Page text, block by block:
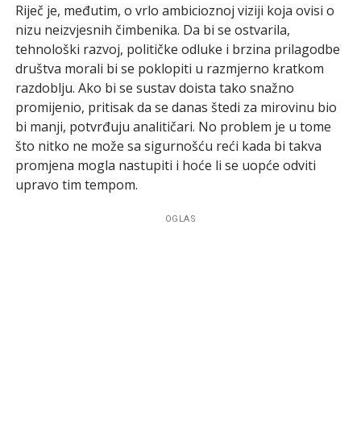
Riječ je, međutim, o vrlo ambicioznoj viziji koja ovisi o
nizu neizvjesnih čimbenika. Da bi se ostvarila,
tehnološki razvoj, političke odluke i brzina prilagodbe
društva morali bi se poklopiti u razmjerno kratkom
razdoblju. Ako bi se sustav doista tako snažno
promijenio, pritisak da se danas štedi za mirovinu bio
bi manji, potvrđuju analitičari. No problem je u tome
što nitko ne može sa sigurnošću reći kada bi takva
promjena mogla nastupiti i hoće li se uopće odviti
upravo tim tempom.
OGLAS